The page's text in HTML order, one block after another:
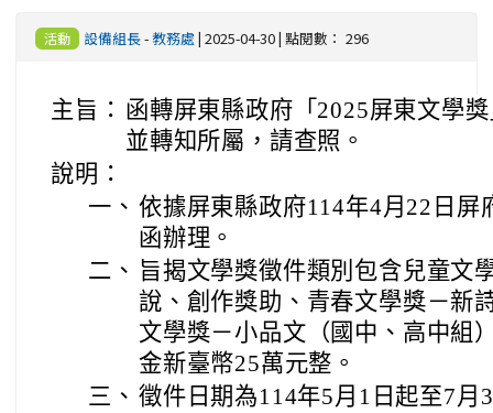
活動 設備組長-教務處 | 2025-04-30 | 點閱數： 296
主旨： 函轉屏東縣政府「2025屏東文學
並轉知所屬，請查照。
說明：
一、 依據屏東縣政府114年4月22日屏
函辦理。
二、 旨揭文學獎徵件類別包含兒童文
說、創作獎助、青春文學獎－新
文學獎－小品文（國中、高中組
金新臺幣25萬元整。
三、 徵件日期為114年5月1日起至7月